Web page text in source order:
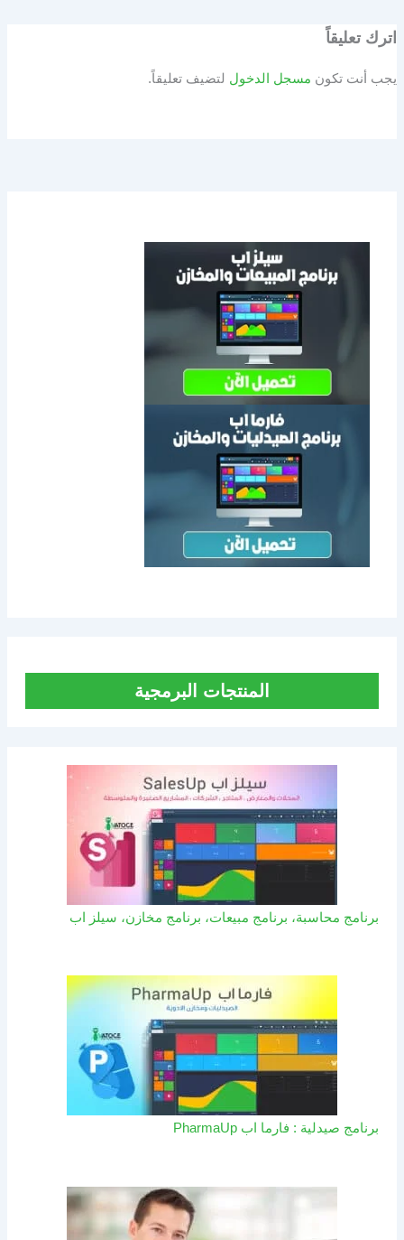
اترك تعليقاً
يجب أنت تكون مسجل الدخول لتضيف تعليقاً.
المنتجات البرمجية
برنامج محاسبة، برنامج مبيعات، برنامج مخازن، سيلز اب
برنامج صيدلية : فارما اب PharmaUp​